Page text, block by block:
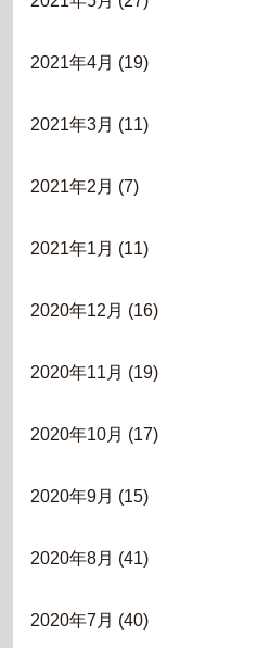
2021年4月 (19)
2021年3月 (11)
2021年2月 (7)
2021年1月 (11)
2020年12月 (16)
2020年11月 (19)
2020年10月 (17)
2020年9月 (15)
2020年8月 (41)
2020年7月 (40)